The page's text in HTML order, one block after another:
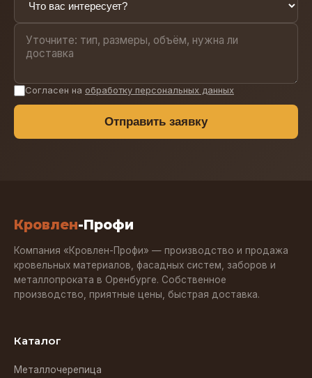
Согласен на обработку персональных данных
Отправить заявку
Кровлен-Профи
Компания «Кровлен-Профи» — производство и продажа
кровельных материалов, фасадных систем, заборов и
металлопроката в Оренбурге. Собственное
производство, приятные цены, быстрая доставка.
Каталог
Металлочерепица